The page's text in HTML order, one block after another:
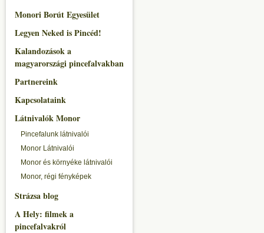
Monori Borút Egyesület
Legyen Neked is Pincéd!
Kalandozások a
magyarországi pincefalvakban
Partnereink
Kapcsolataink
Látnivalók Monor
Pincefalunk látnivalói
Monor Látnivalói
Monor és környéke látnivalói
Monor, régi fényképek
Strázsa blog
A Hely: filmek a
pincefalvakról